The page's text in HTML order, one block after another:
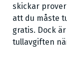
skickar
att du måste
gratis. Dock
tullavgiften